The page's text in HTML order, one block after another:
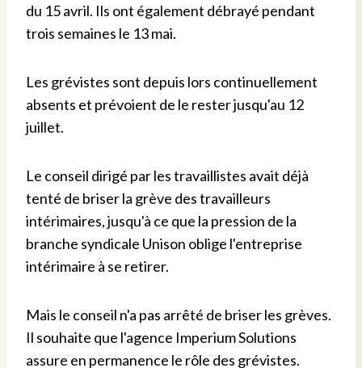
du 15 avril. Ils ont également débrayé pendant
trois semaines le 13 mai.
Les grévistes sont depuis lors continuellement
absents et prévoient de le rester jusqu'au 12
juillet.
Le conseil dirigé par les travaillistes avait déjà
tenté de briser la grève des travailleurs
intérimaires, jusqu'à ce que la pression de la
branche syndicale Unison oblige l'entreprise
intérimaire à se retirer.
Mais le conseil n'a pas arrêté de briser les grèves.
Il souhaite que l'agence Imperium Solutions
assure en permanence le rôle des grévistes.